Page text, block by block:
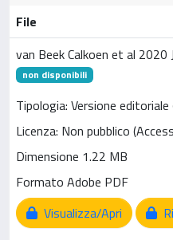
File
van Beek Calkoen et al
non disponibili
Tipologia: Versione
Licenza: Non pubblico
Dimensione 1.22 MB
Formato Adobe PDF
Visualizza/Apri